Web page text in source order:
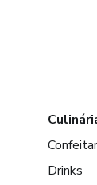
Drinks